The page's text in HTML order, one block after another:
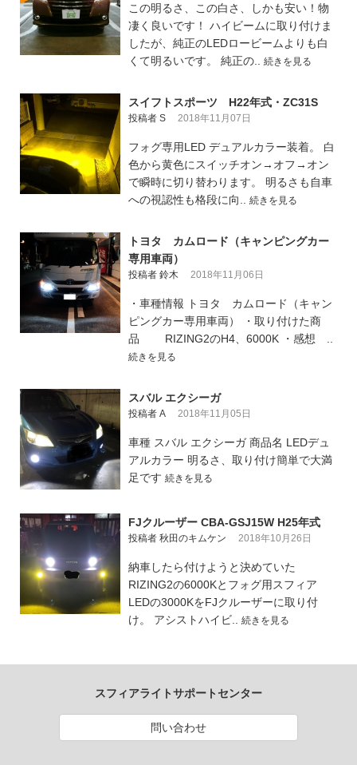
この明るさ、この白さ、しかも安い！物
凄く良いです！ ハイビームに取り付けま
したが、純正のLEDロービームよりも白
くて明るいです。 純正の.. 続きを見る
スイフトスポーツ H22年式・ZC31S
投稿者 S 2018年11月07日
フォグ専用LED デュアルカラー装着。 白
色から黄色にスイッチオン→オフ→オン
で瞬時に切り替わります。 明るさも自車
への視認性も格段に向.. 続きを見る
トヨタ カムロード（キャンピングカー
専用車両）
投稿者 鈴木 2018年11月06日
・車種情報 トヨタ カムロード（キャン
ピングカー専用車両） ・取り付けた商
品 RIZING2のH4、6000K ・感想 ..
続きを見る
スバル エクシーガ
投稿者 A 2018年11月05日
車種 スバル エクシーガ 商品名 LEDデュ
アルカラー 明るさ、取り付け簡単で大満
足です 続きを見る
FJクルーザー CBA-GSJ15W H25年式
投稿者 秋田のキムケン 2018年10月26日
納車したら付けようと決めていた
RIZING2の6000Kとフォグ用スフィア
LEDの3000KをFJクルーザーに取り付
け。 アシストハイビ.. 続きを見る
スフィアライトサポートセンター
問い合わせ